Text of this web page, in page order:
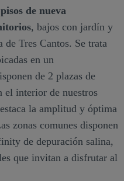
de nueva
, bajos con jardín y
Tres Cantos. Se trata
en un
de 2 plazas de
interior de nuestros
la amplitud y óptima
zonas comunes disponen
de depuración salina,
que invitan a disfrutar al